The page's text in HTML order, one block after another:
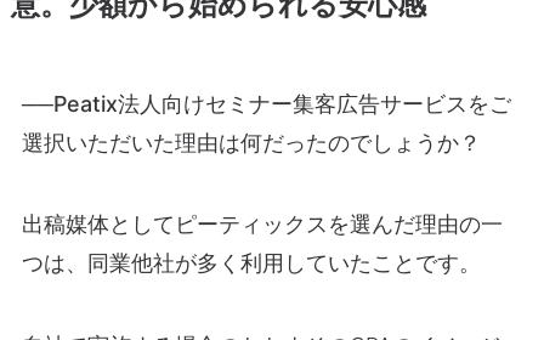
──Peatix法人向けセミナー集客広告サービスをご
選択いただいた理由は何だったのでしょうか？
出稿媒体としてピーティックスを選んだ理由の一
つは、同業他社が多く利用していたことです。